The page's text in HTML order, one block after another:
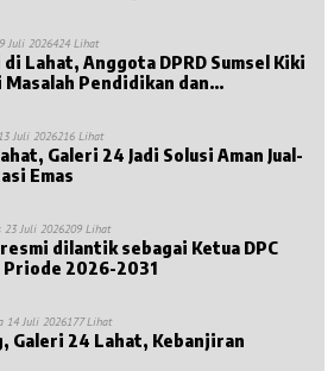
Juli 2026424 Lihat
Lahat, Anggota DPRD Sumsel Kiki
Pendidikan dan
Juli 2026216 Lihat
Galeri 24 Jadi Solusi Aman Jual-
Emas
23 Juli 2026209 Lihat
dilantik sebagai Ketua DPC
Priode 2026-2031
14 Juli 2026177 Lihat
Galeri 24 Lahat, Kebanjiran